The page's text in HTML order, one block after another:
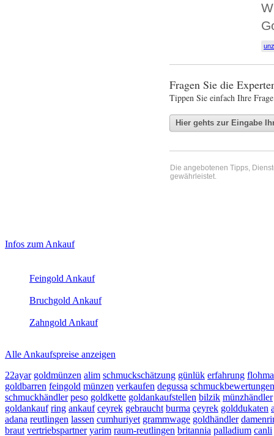
Fragen Sie die
Tippen Sie einfach Ihre
Die angebotenen Tipps,
gewährleistet.
Sidebar
Infos zum Ankauf
Feingold Ankauf
Bruchgold Ankauf
Zahngold Ankauf
Alle Ankaufspreise anzeigen
22ayar goldmünzen alim schmuckschätzung günlük erfahrung
goldbarren feingold münzen verkaufen degussa schmuckbewertungen
schmuckhändler peso goldkette goldankaufstellen bilzik münzhändler
goldankauf ring ankauf ceyrek gebraucht burma çeyrek golddukaten
adana reutlingen lassen cumhuriyet grammwage goldhändler
braut vertriebspartner yarim raum-reutlingen britannia palladium canli